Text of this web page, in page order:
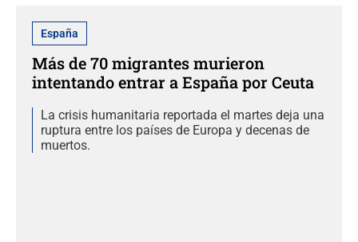
España
Más de 70 migrantes murieron
intentando entrar a España por Ceuta
La crisis humanitaria reportada el martes deja una
ruptura entre los países de Europa y decenas de
muertos.